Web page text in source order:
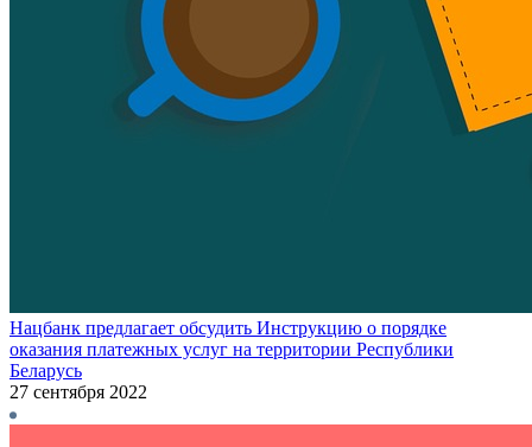
Нацбанк предлагает обсудить Инструкцию о порядке
оказания платежных услуг на территории Республики
Беларусь
27 сентября 2022